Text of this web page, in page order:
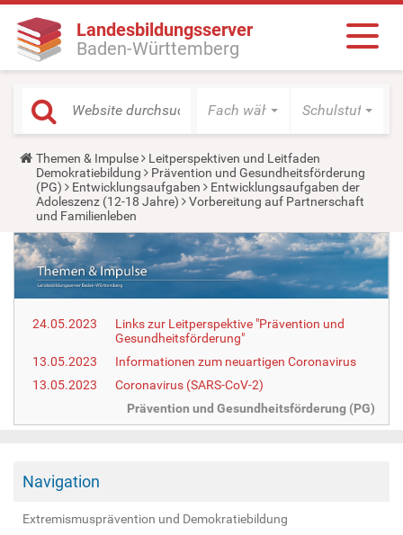
Landesbildungsserver
Baden-Württemberg
Fach wählen Schulstufe
Y
o
u
a
r
e
h
e
r
e
:
Themen & Impulse
Leitperspektiven und Leitfaden
Demokratiebildung
Prävention und Gesundheitsförderung
(PG)
Entwicklungsaufgaben
Entwicklungsaufgaben der
Adoleszenz (12-18 Jahre)
Vorbereitung auf Partnerschaft
und Familienleben
24.05.2023
Links zur Leitperspektive "Prävention und
Gesundheitsförderung"
13.05.2023
Informationen zum neuartigen Coronavirus
13.05.2023
Coronavirus (SARS-CoV-2)
Prävention und Gesundheitsförderung (PG)
Navigation
Extremismusprävention und Demokratiebildung